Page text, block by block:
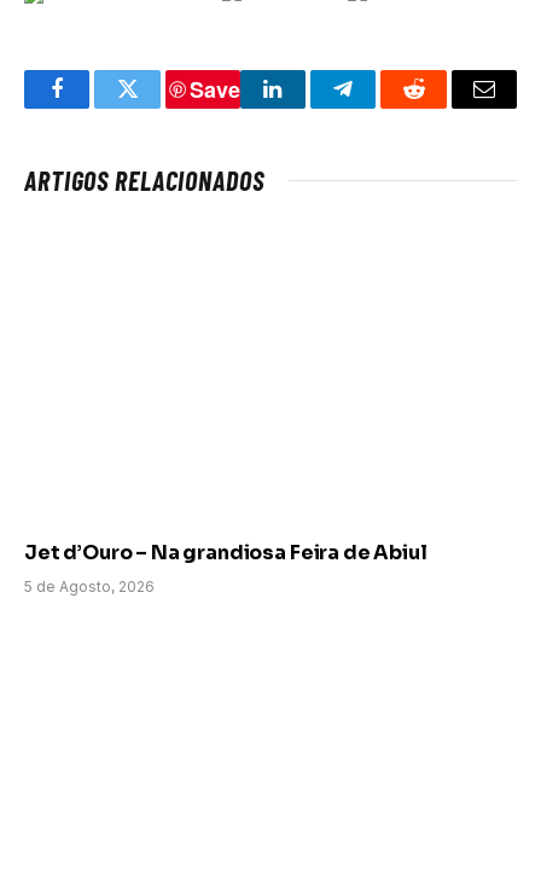
FacebookTwitter
Save
LinkedInTelegramReddit Email
ARTIGOS RELACIONADOS
Jet d’Ouro – Na grandiosa Feira de Abiul
5 de Agosto, 2026